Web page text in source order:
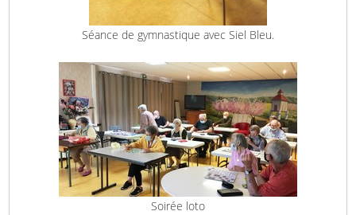
Séance de gymnastique avec Siel Bleu.
Soirée loto